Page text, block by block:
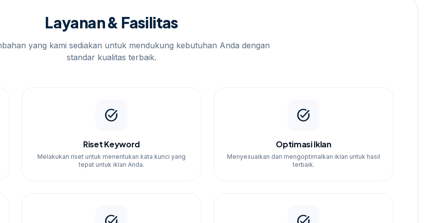
terbaik.
layanan kami:
Layanan & Fasilitas
yang kami sediakan untuk mendukung kebutuhan Anda dengan
standar kualitas terbaik.
task_alt
Riset Keyword
Melakukan riset untuk menentukan kata kunci yang
tepat untuk iklan Anda.
task_alt
Optimasi Iklan
Menyesuaikan dan mengoptimalkan iklan untuk hasil
terbaik.